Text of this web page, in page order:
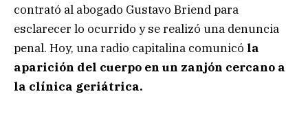
contrató al abogado Gustavo Briend para
esclarecer lo ocurrido y se realizó una denuncia
penal. Hoy, una radio capitalina comunicó la
aparición del cuerpo en un zanjón cercano a
la clínica geriátrica.